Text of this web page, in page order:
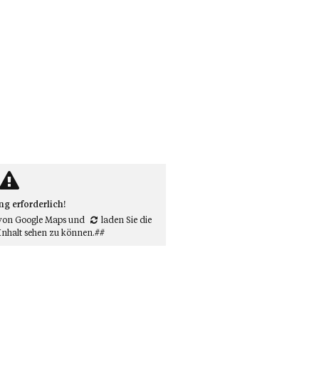
erforderlich!
Google Mapsund
laden Sie die
sehen zu können.##